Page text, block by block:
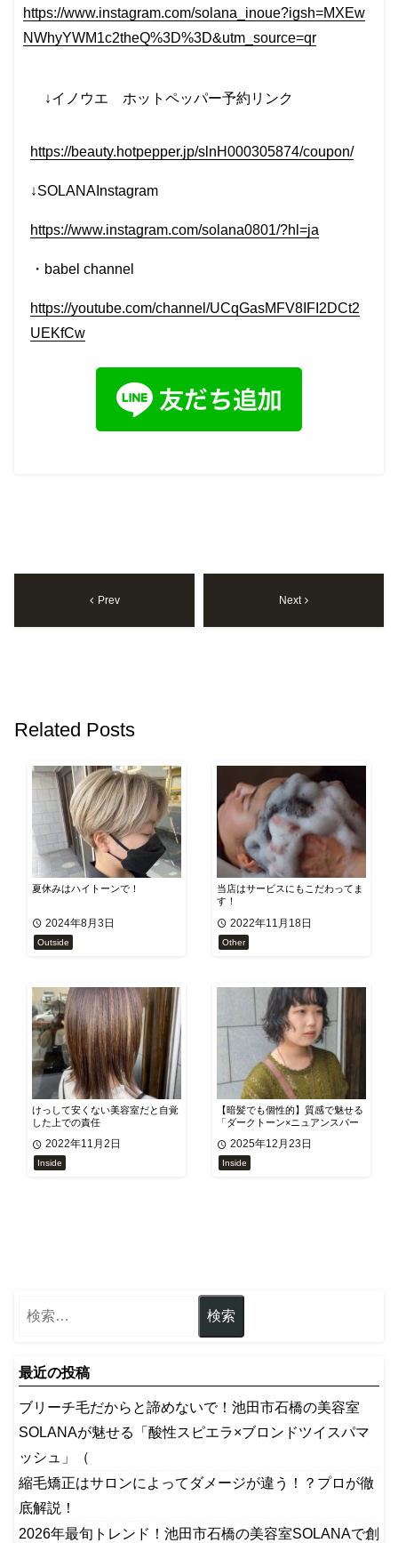
https://www.instagram.com/solana_inoue?igsh=MXEw
NWhyYWM1c2theQ%3D%3D&utm_source=qr
↓イノウエ ホットペッパー予約リンク
https://beauty.hotpepper.jp/slnH000305874/coupon/
↓SOLANAInstagram
https://www.instagram.com/solana0801/?hl=ja
・ babel channel
https://youtube.com/channel/UCqGasMFV8IFI2DCt2
UEKfCw
Prev Next
Related Posts
夏休みはハイトーンで！
2024年8月3日
Outside
当店はサービスにもこだわってま
す！
2022年11月18日
Other
けっして安くない美容室だと自覚
した上での責任
2022年11月2日
Inside
【暗髪でも個性的】質感で魅せる
「ダークトーン×ニュアンスパー
2025年12月23日
Inside
最近の投稿
ブリーチ毛だからと諦めないで！池田市石橋の美容室
SOLANAが魅せる「酸性スピエラ×ブロンドツイスパマ
ッシュ」（
縮毛矯正はサロンによってダメージが違う！？プロが徹
底解説！
2026年最旬トレンド！池田市石橋の美容室SOLANAで創